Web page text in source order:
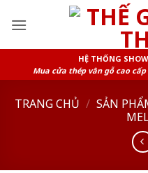
HỆ THỐNG
Mua cửa thép vân gỗ cao
TRANG CHỦ / SẢN